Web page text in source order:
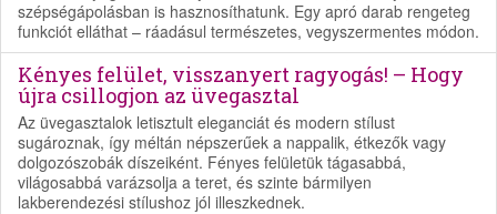
szépségápolásban is hasznosíthatunk. Egy apró darab rengeteg
funkciót elláthat – ráadásul természetes, vegyszermentes módon.
Kényes felület, visszanyert ragyogás! – Hogy
újra csillogjon az üvegasztal
Az üvegasztalok letisztult eleganciát és modern stílust
sugároznak, így méltán népszerűek a nappalik, étkezők vagy
dolgozószobák díszeiként. Fényes felületük tágasabbá,
világosabbá varázsolja a teret, és szinte bármilyen
lakberendezési stílushoz jól illeszkednek.